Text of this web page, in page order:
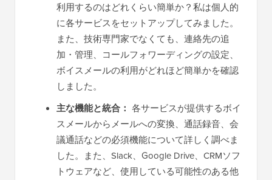
利用するのはどれくらい簡単か？私は個人的
に各サービスをセットアップしてみました。
また、技術専門家でなくても、連絡先の追
加・管理、コールフォワーディングの設定、
ボイスメールの利用がどれほど簡単かを確認
しました。
主な機能と統合： 各サービスが提供するボイ
スメールからメールへの変換、通話録音、会
議通話などの必須機能について詳しく調べま
した。また、Slack、Google Drive、CRMソフ
トウェアなど、使用している可能性のある他